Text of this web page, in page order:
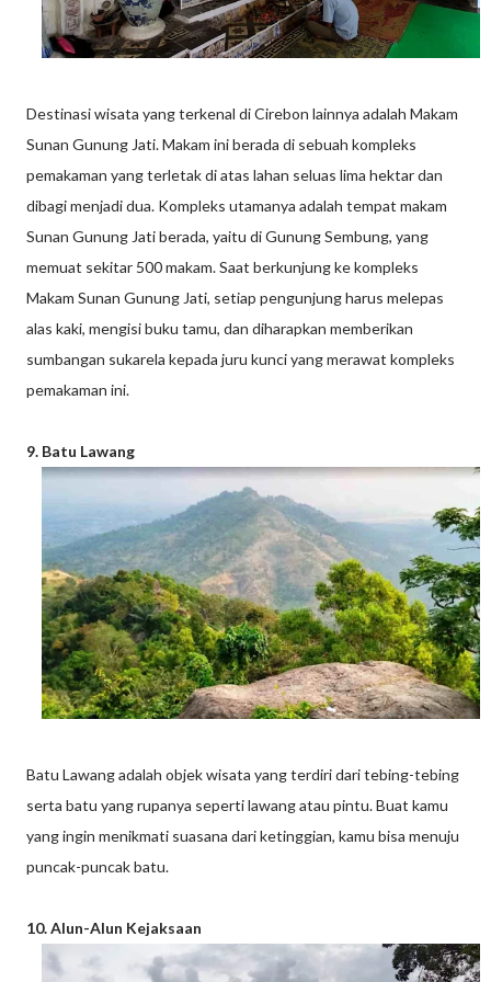
Destinasi wisata yang terkenal di Cirebon lainnya adalah Makam
Sunan Gunung Jati. Makam ini berada di sebuah kompleks
pemakaman yang terletak di atas lahan seluas lima hektar dan
dibagi menjadi dua. Kompleks utamanya adalah tempat makam
Sunan Gunung Jati berada, yaitu di Gunung Sembung, yang
memuat sekitar 500 makam. Saat berkunjung ke kompleks
Makam Sunan Gunung Jati, setiap pengunjung harus melepas
alas kaki, mengisi buku tamu, dan diharapkan memberikan
sumbangan sukarela kepada juru kunci yang merawat kompleks
pemakaman ini.
9. Batu Lawang
Batu Lawang adalah objek wisata yang terdiri dari tebing-tebing
serta batu yang rupanya seperti lawang atau pintu. Buat kamu
yang ingin menikmati suasana dari ketinggian, kamu bisa menuju
puncak-puncak batu.
10. Alun-Alun Kejaksaan